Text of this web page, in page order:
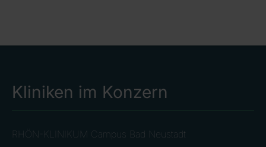
Kliniken im Konzern
RHÖN-KLINIKUM Campus Bad Neustadt